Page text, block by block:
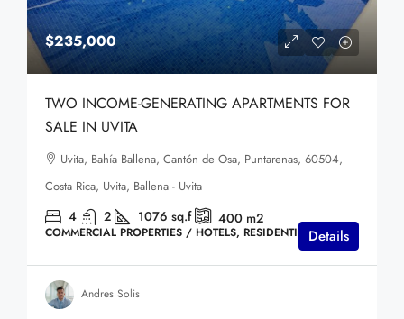
$235,000
TWO INCOME-GENERATING APARTMENTS FOR
SALE IN UVITA
Uvita, Bahía Ballena, Cantón de Osa, Puntarenas, 60504,
Costa Rica, Uvita, Ballena - Uvita
4 2 1076 sq.f 400 m2
COMMERCIAL PROPERTIES / HOTELS, RESIDENTIAL HOMES
Details
Andres Solis